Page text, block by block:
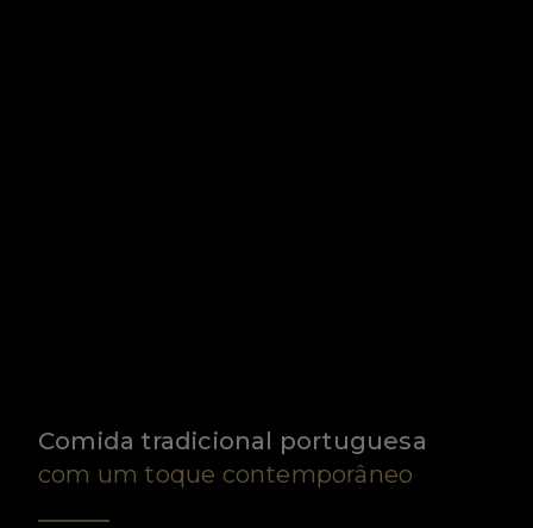
Comida tradicional portuguesa
com um toque contemporâneo